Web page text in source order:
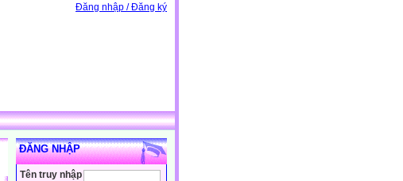
Đăng nhập / Đăng ký
ĐĂNG NHẬP
Tên truy nhập